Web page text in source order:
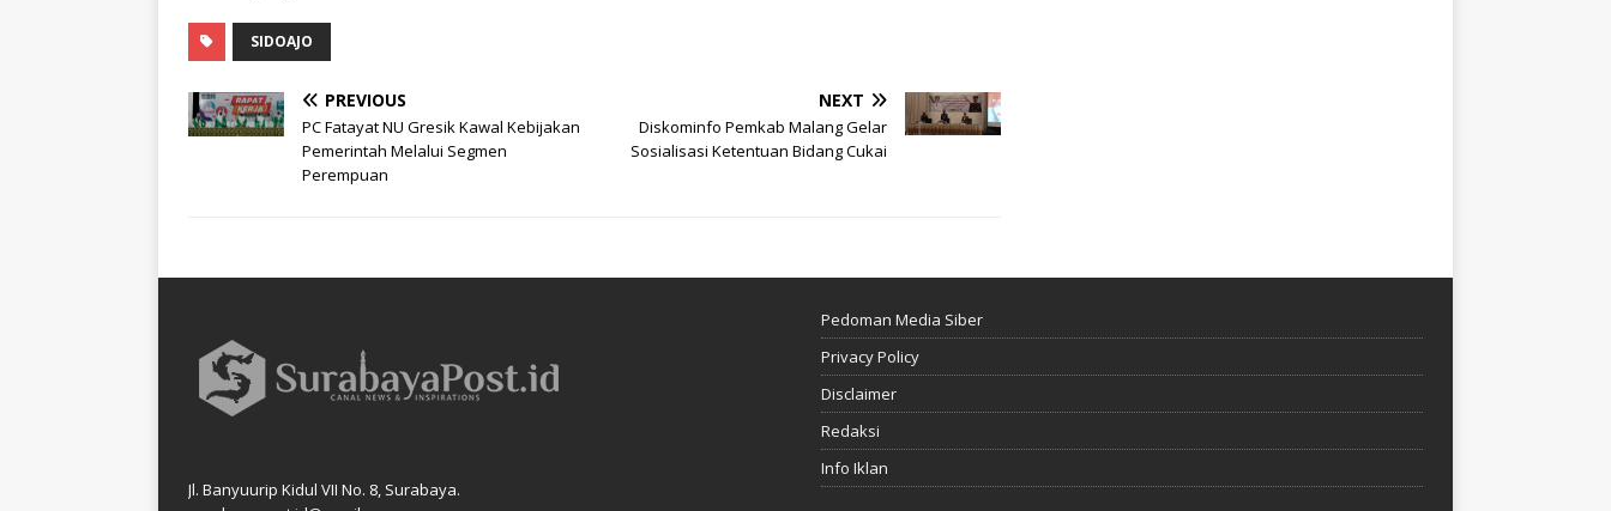
SIDOAJO
PREVIOUS
PC Fatayat NU Gresik Kawal Kebijakan
Pemerintah Melalui Segmen
Perempuan
NEXT
Diskominfo Pemkab Malang Gelar
Sosialisasi Ketentuan Bidang Cukai
Jl. Banyuurip Kidul VII No. 8, Surabaya.
Pedoman Media Siber
Privacy Policy
Disclaimer
Redaksi
Info Iklan